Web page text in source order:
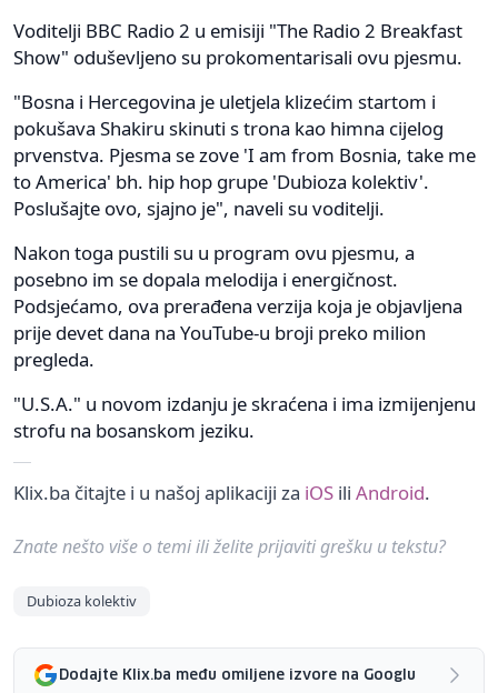
Voditelji BBC Radio 2 u emisiji "The Radio 2 Breakfast
Show" oduševljeno su prokomentarisali ovu pjesmu.
"Bosna i Hercegovina je uletjela klizećim startom i
pokušava Shakiru skinuti s trona kao himna cijelog
prvenstva. Pjesma se zove 'I am from Bosnia, take me
to America' bh. hip hop grupe 'Dubioza kolektiv'.
Poslušajte ovo, sjajno je", naveli su voditelji.
Nakon toga pustili su u program ovu pjesmu, a
posebno im se dopala melodija i energičnost.
Podsjećamo, ova prerađena verzija koja je objavljena
prije devet dana na YouTube-u broji preko milion
pregleda.
"U.S.A." u novom izdanju je skraćena i ima izmijenjenu
strofu na bosanskom jeziku.
Klix.ba čitajte i u našoj aplikaciji za iOS ili Android.
Znate nešto više o temi ili želite prijaviti grešku u tekstu?
Dubioza kolektiv
Dodajte Klix.ba među omiljene izvore na Googlu